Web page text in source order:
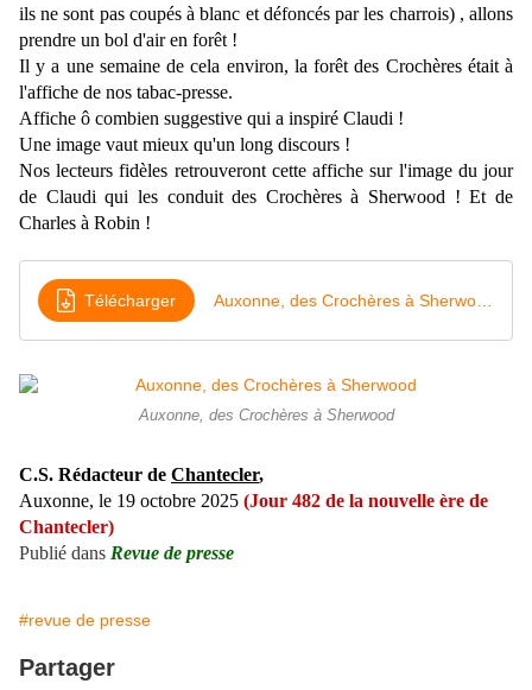
ils ne sont pas coupés à blanc et défoncés par les charrois) , allons
prendre un bol d'air en forêt !
Il y a une semaine de cela environ, la forêt des Crochères était à
l'affiche de nos tabac-presse.
Affiche ô combien suggestive qui a inspiré Claudi !
Une image vaut mieux qu'un long discours !
Nos lecteurs fidèles retrouveront cette affiche sur l'image du jour
de Claudi qui les conduit des Crochères à Sherwood ! Et de
Charles à Robin !
Télécharger
Auxonne, des Crochères à Sherwood
C.S. Rédacteur de Chantecler,
Auxonne, le 19 octobre 2025 (Jour 482 de la nouvelle ère de
Chantecler)
Publié dans Revue de presse
#revue de presse
Partager